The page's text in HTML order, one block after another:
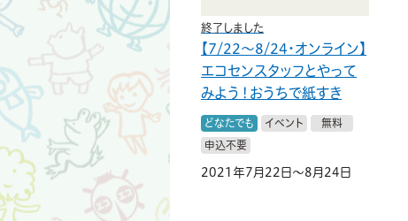
終了しました
【7/22〜8/24・オンライン】
エコセンスタッフとやって
みよう！おうちで紙すき
どなたでも イベント 無料
申込不要
2021年7月22日～8月24日